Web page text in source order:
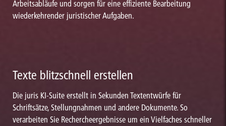
Arbeitsabläufe und sorgen für eine effiziente Bearbeitung
wiederkehrender juristischer Aufgaben.
Texte blitzschnell erstellen
Die juris KI-Suite erstellt in Sekunden Textentwürfe für
Schriftsätze, Stellungnahmen und andere Dokumente. So
verarbeiten Sie Rechercheergebnisse um ein Vielfaches schneller